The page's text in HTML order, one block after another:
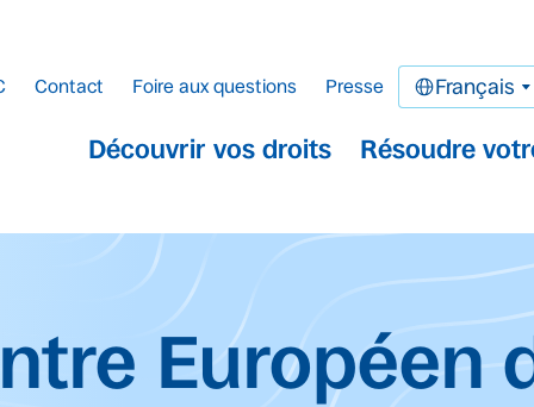
Découvrir vos droits Résoudre
Contact Foire aux questions Presse Français
Européen